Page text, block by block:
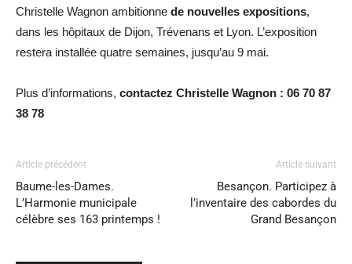
Christelle Wagnon ambitionne de nouvelles expositions,
dans les hôpitaux de Dijon, Trévenans et Lyon. L’exposition
restera installée quatre semaines, jusqu’au 9 mai.
Plus d’informations, contactez Christelle Wagnon : 06 70 87
38 78
Article précédent
Baume-les-Dames.
L’Harmonie municipale
célèbre ses 163 printemps !
Article suivant
Besançon. Participez à
l’inventaire des cabordes du
Grand Besançon